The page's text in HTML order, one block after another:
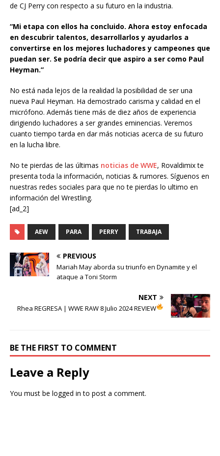
de CJ Perry con respecto a su futuro en la industria.
“Mi etapa con ellos ha concluido. Ahora estoy enfocada
en descubrir talentos, desarrollarlos y ayudarlos a
convertirse en los mejores luchadores y campeones que
puedan ser. Se podría decir que aspiro a ser como Paul
Heyman.”
No está nada lejos de la realidad la posibilidad de ser una
nueva Paul Heyman. Ha demostrado carisma y calidad en el
micrófono. Además tiene más de diez años de experiencia
dirigiendo luchadores a ser grandes eminencias. Veremos
cuanto tiempo tarda en dar más noticias acerca de su futuro
en la lucha libre.
No te pierdas de las últimas noticias de WWE, Rovaldimix te
presenta toda la información, noticias & rumores. Síguenos en
nuestras redes sociales para que no te pierdas lo ultimo en
información del Wrestling.
[ad_2]
AEW PARA PERRY TRABAJA
PREVIOUS
Mariah May aborda su triunfo en Dynamite y el
ataque a Toni Storm
NEXT
Rhea REGRESA | WWE RAW 8 Julio 2024 REVIEW
BE THE FIRST TO COMMENT
Leave a Reply
You must be logged in to post a comment.